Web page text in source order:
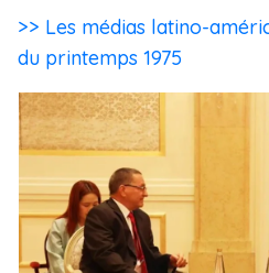
>> Les médias latino-
du printemps 1975